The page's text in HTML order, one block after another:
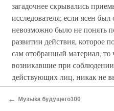
загадочнее скрывались
исследователя; если ясен
невозможно было не понять
развитии действия, которое
сам отобранный материал, то
возникавшие при
действующих лиц, никак не
художественной
понять их было невозможно.
← Музыка будущего100